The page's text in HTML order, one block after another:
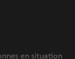
en situation